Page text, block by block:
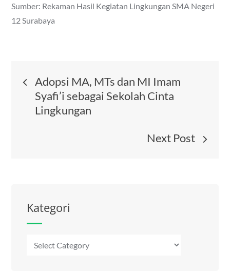
Sumber: Rekaman Hasil Kegiatan Lingkungan SMA Negeri
12 Surabaya
Post
navigation
Adopsi MA, MTs dan MI Imam
Syafi’i sebagai Sekolah Cinta
Lingkungan
Next Post
Kategori
Kategori